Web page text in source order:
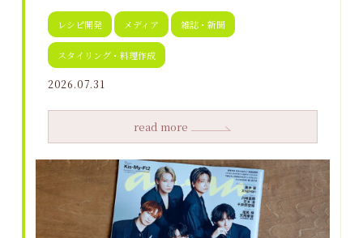
レシピ開発 メディア 雑誌・新聞
スタイリング・料理作成
2026.07.31
read more